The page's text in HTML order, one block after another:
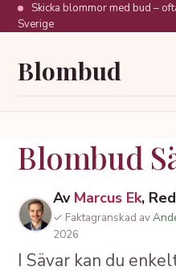
Hoppa
till
Skicka blommor med bud –
Sverige
Blombud
Blombud
Av Marcus Ek,
✓ Faktagranskad av
2026
I Sävar kan du